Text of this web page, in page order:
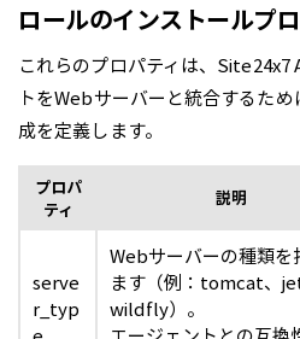
ロールのインストールプ
これらのプロパティは、Site24x7
トをWebサーバーと統合するた
成を定義します。
プロパ
ティ
説明
serve
r_typ
Webサーバーの種類を
ます（例：tomcat、
wildfly）。